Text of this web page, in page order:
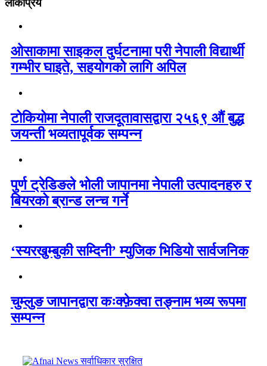
लोकप्रिय
ओसाकामा साइकल दुर्घटनामा परी नेपाली विद्यार्थी
गम्भीर घाइते, सहयोगको लागि अपिल
टोकियोमा नेपाली राजदूतावासद्वारा २५६९ औं बुद्ध
जयन्ती भव्यतापूर्वक सम्पन्न
पुर्ण ट्रेडिङले भोली जापानमा नेपाली उत्पादनहरु र
बियरको ब्रान्ड लन्च गर्ने
‘स्यरखुम्बुकी सम्दिनी’ म्युजिक भिडियो सार्वजनिक
चुम्लुङ जापानद्वारा कःक्फ़ेक्वा तङ्नाम भव्य रूपमा
सम्पन्न